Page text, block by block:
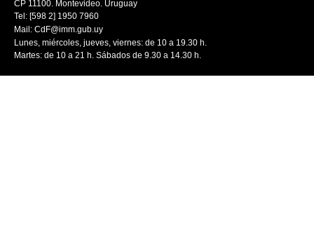
CP 11100. Montevideo. Uruguay
Tel: [598 2] 1950 7960
Mail: CdF@imm.gub.uy
Lunes, miércoles, jueves, viernes: de 10 a 19.30 h.
Martes: de 10 a 21 h. Sábados de 9.30 a 14.30 h.